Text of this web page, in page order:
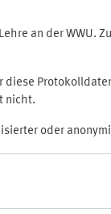
an der WWU.
nicht.
oder